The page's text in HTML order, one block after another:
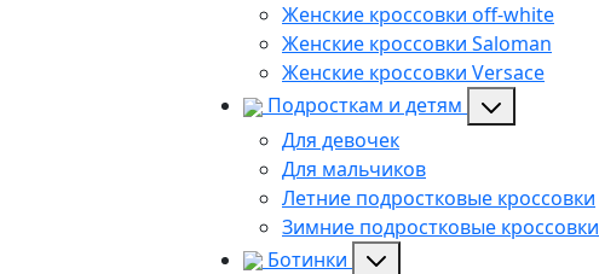
Женские кроссовки off-white
Женские кроссовки Saloman
Женские кроссовки Versace
Подросткам и детям
Для девочек
Для мальчиков
Летние подростковые кроссовки
Зимние подростковые кроссовки
Ботинки